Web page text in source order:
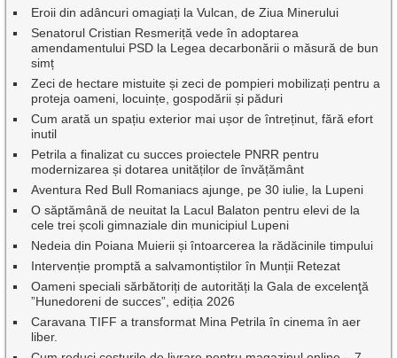
Eroii din adâncuri omagiați la Vulcan, de Ziua Minerului
Senatorul Cristian Resmeriță vede în adoptarea
amendamentului PSD la Legea decarbonării o măsură de bun
simț
Zeci de hectare mistuite și zeci de pompieri mobilizați pentru a
proteja oameni, locuințe, gospodării și păduri
Cum arată un spațiu exterior mai ușor de întreținut, fără efort
inutil
Petrila a finalizat cu succes proiectele PNRR pentru
modernizarea și dotarea unităților de învățământ
Aventura Red Bull Romaniacs ajunge, pe 30 iulie, la Lupeni
O săptămână de neuitat la Lacul Balaton pentru elevi de la
cele trei școli gimnaziale din municipiul Lupeni
Nedeia din Poiana Muierii și întoarcerea la rădăcinile timpului
Intervenție promptă a salvamontiștilor în Munții Retezat
Oameni speciali sărbătoriți de autorități la Gala de excelenţă
”Hunedoreni de succes”, ediția 2026
Caravana TIFF a transformat Mina Petrila în cinema în aer
liber.